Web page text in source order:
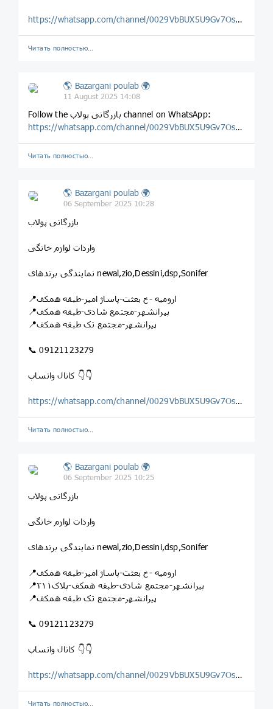
https://whatsapp.com/channel/0029VbBUX5U9Gv7OsLwF2o0H
Читать полностью…
🌎 Bazargani poulab 🌍
11 August 2025 14:08
‎Follow the بازرگانی پولاب channel on WhatsApp:
https://whatsapp.com/channel/0029VbBUX5U9Gv7OsLwF2o0H
Читать полностью…
🌎 Bazargani poulab 🌍
06 September 2025 10:28
بازرگانی پولاب
واردات لوازم خانگی
نمایندگی برندهای newal,zio,Dessini,dsp,Sonifer
📍ارومیه -خ بعثت-پاساژ امیر-طبقه همکف
📍پیرانشهر-مجتمع شادی-طبقه همکف
📍پیرانشهر-مجتمع تک طبقه همکف
📞 09121123279
کانال واتساپ 👇👇
https://whatsapp.com/channel/0029VbBUX5U9Gv7OsLwF2o0H
Читать полностью…
🌎 Bazargani poulab 🌍
06 September 2025 10:25
بازرگانی پولاب
واردات لوازم خانگی
نمایندگی برندهای newal,zio,Dessini,dsp,Sonifer
📍ارومیه -خ بعثت-پاساژ امیر-طبقه همکف
📍پیرانشهر-مجتمع شادی-طبقه همکف-پلاک۲۱۱
📍پیرانشهر-مجتمع تک طبقه همکف
📞 09121123279
کانال واتساپ 👇👇
https://whatsapp.com/channel/0029VbBUX5U9Gv7OsLwF2o0H
Читать полностью…